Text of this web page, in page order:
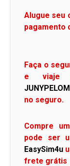
Alugue seu
pagamento
Faça o
e viaje
no seguro.
Compre
pode ser
EasySim4u
frete grátis